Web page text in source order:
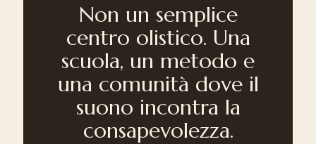
Non un semplice
centro olistico. Una
scuola, un metodo e
una comunità dove il
suono incontra la
consapevolezza.